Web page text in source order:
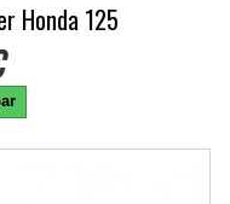
Honda 125